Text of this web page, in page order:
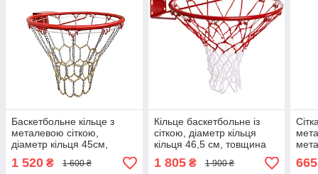
Баскетбольне кільце з
металевою сіткою,
діаметр кільця 45см,
труба 16мм
1 520 ₴ 1 600 ₴
Кільце баскетбольне із
сіткою, діаметр кільця
кільця 46,5 см, товщина
труби 12 мм, SP-Sport C-
7035
1 805₴ 1 900 ₴ 665